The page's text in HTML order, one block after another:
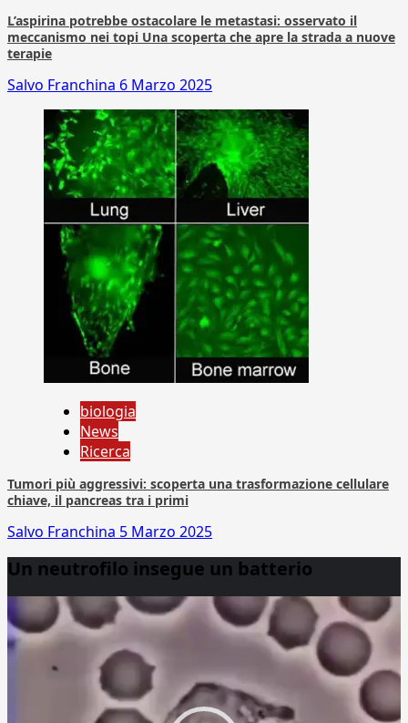
L’aspirina potrebbe ostacolare le metastasi: osservato il
meccanismo nei topi Una scoperta che apre la strada a nuove
terapie
Salvo Franchina 6 Marzo 2025
biologia
News
Ricerca
Tumori più aggressivi: scoperta una trasformazione cellulare
chiave, il pancreas tra i primi
Salvo Franchina 5 Marzo 2025
Un neutrofilo insegue un batterio
Player